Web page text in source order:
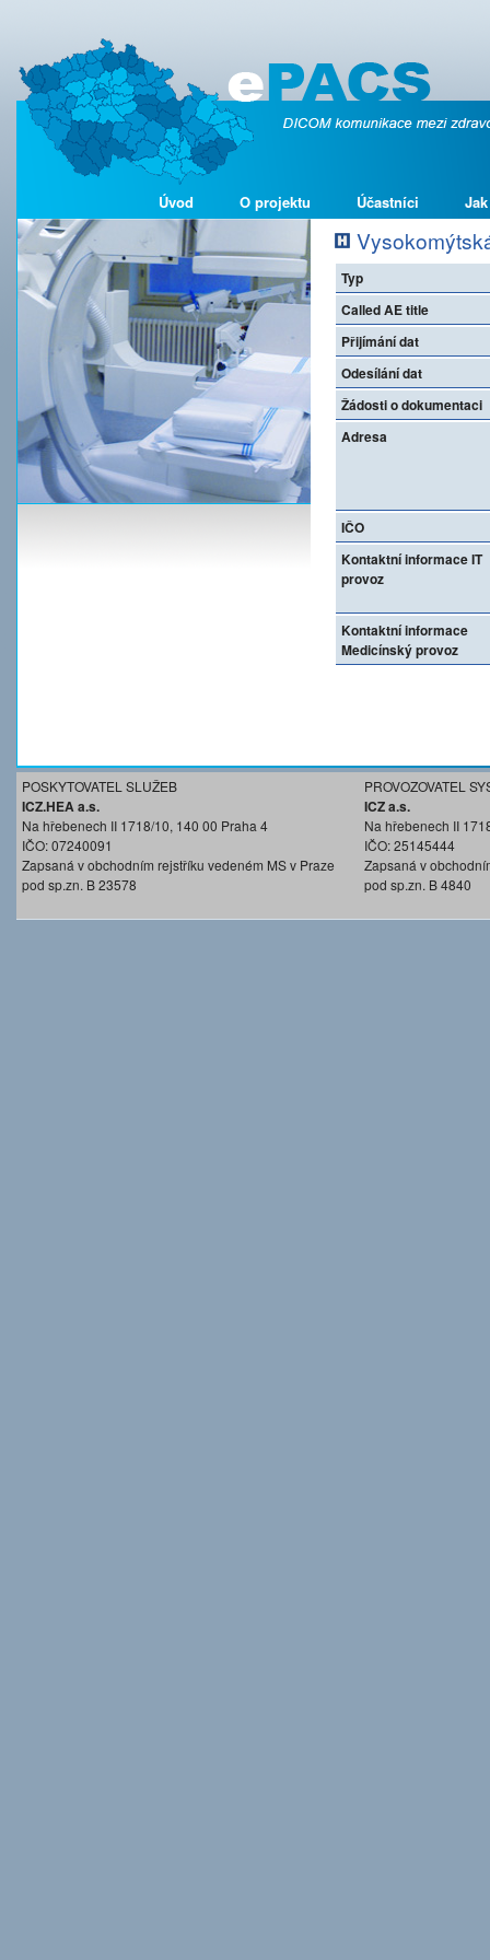
Úvod O projektu Účastníci
Typ
Called AE title
Přijímání dat
Odesílání dat
Žádosti o dokumentaci
Adresa
IČO
Kontaktní informace IT
provoz
Kontaktní informace
Medicínský provoz
POSKYTOVATEL SLUŽEB
ICZ.HEA a.s.
Na hřebenech II 1718/10, 140 00 Praha 4
IČO: 07240091
Zapsaná v obchodním rejstříku vedeném MS v Praze
pod sp.zn. B 23578
PROVOZOVATEL
ICZ a.s.
Na hřebenech II
IČO: 25145444
Zapsaná v
pod sp.zn. B 4840